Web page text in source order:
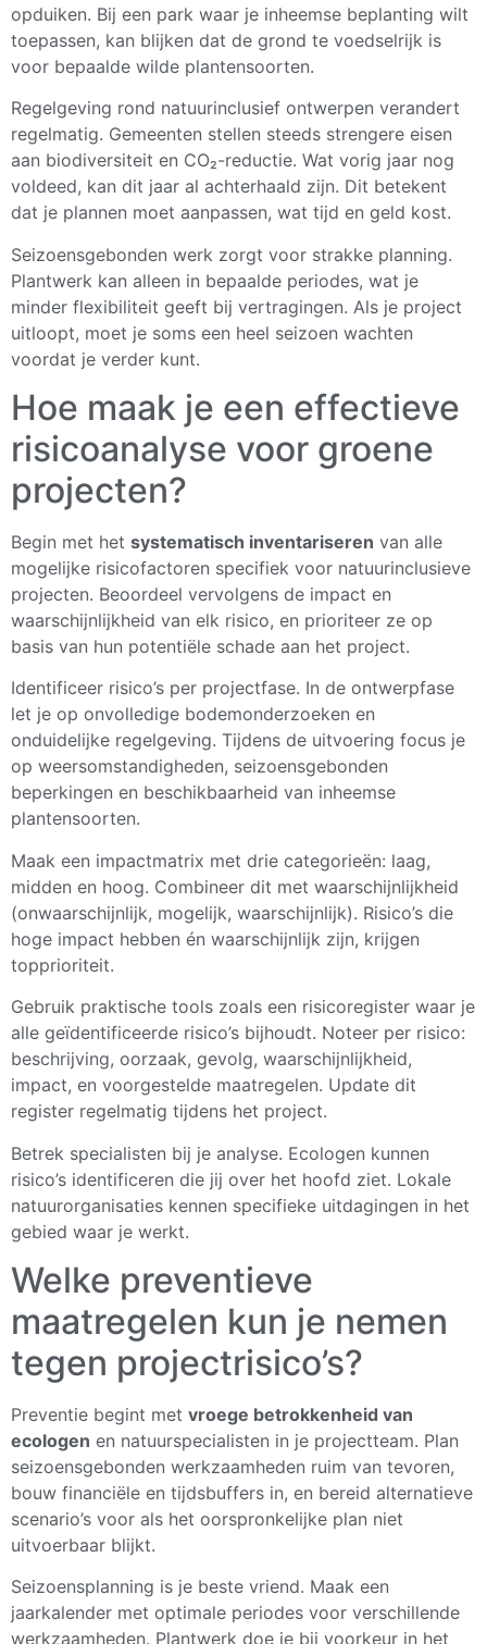
opduiken. Bij een park waar je inheemse beplanting wilt
toepassen, kan blijken dat de grond te voedselrijk is
voor bepaalde wilde plantensoorten.
Regelgeving rond natuurinclusief ontwerpen verandert
regelmatig. Gemeenten stellen steeds strengere eisen
aan biodiversiteit en CO₂-reductie. Wat vorig jaar nog
voldeed, kan dit jaar al achterhaald zijn. Dit betekent
dat je plannen moet aanpassen, wat tijd en geld kost.
Seizoensgebonden werk zorgt voor strakke planning.
Plantwerk kan alleen in bepaalde periodes, wat je
minder flexibiliteit geeft bij vertragingen. Als je project
uitloopt, moet je soms een heel seizoen wachten
voordat je verder kunt.
Hoe maak je een effectieve
risicoanalyse voor groene
projecten?
Begin met het systematisch inventariseren van alle
mogelijke risicofactoren specifiek voor natuurinclusieve
projecten. Beoordeel vervolgens de impact en
waarschijnlijkheid van elk risico, en prioriteer ze op
basis van hun potentiële schade aan het project.
Identificeer risico’s per projectfase. In de ontwerpfase
let je op onvolledige bodemonderzoeken en
onduidelijke regelgeving. Tijdens de uitvoering focus je
op weersomstandigheden, seizoensgebonden
beperkingen en beschikbaarheid van inheemse
plantensoorten.
Maak een impactmatrix met drie categorieën: laag,
midden en hoog. Combineer dit met waarschijnlijkheid
(onwaarschijnlijk, mogelijk, waarschijnlijk). Risico’s die
hoge impact hebben én waarschijnlijk zijn, krijgen
topprioriteit.
Gebruik praktische tools zoals een risicoregister waar je
alle geïdentificeerde risico’s bijhoudt. Noteer per risico:
beschrijving, oorzaak, gevolg, waarschijnlijkheid,
impact, en voorgestelde maatregelen. Update dit
register regelmatig tijdens het project.
Betrek specialisten bij je analyse. Ecologen kunnen
risico’s identificeren die jij over het hoofd ziet. Lokale
natuurorganisaties kennen specifieke uitdagingen in het
gebied waar je werkt.
Welke preventieve
maatregelen kun je nemen
tegen projectrisico’s?
Preventie begint met vroege betrokkenheid van
ecologen en natuurspecialisten in je projectteam. Plan
seizoensgebonden werkzaamheden ruim van tevoren,
bouw financiële en tijdsbuffers in, en bereid alternatieve
scenario’s voor als het oorspronkelijke plan niet
uitvoerbaar blijkt.
Seizoensplanning is je beste vriend. Maak een
jaarkalender met optimale periodes voor verschillende
werkzaamheden. Plantwerk doe je bij voorkeur in het